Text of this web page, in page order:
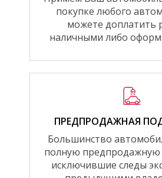
покупке любого
можете доплатить
наличными либо
ПРЕДПРОДАЖНАЯ
Большинство
полную предпродажную
исключившие следы